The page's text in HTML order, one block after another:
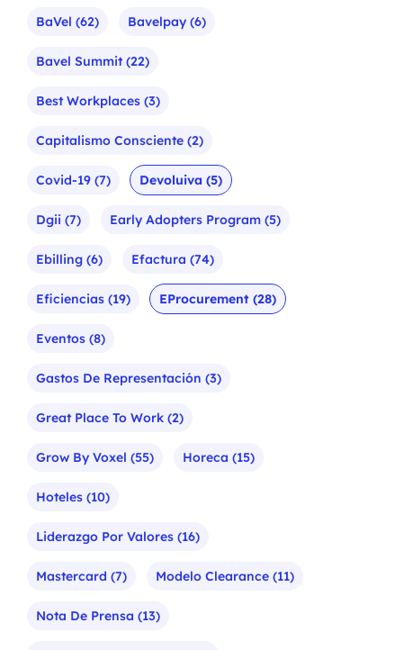
BaVel (62) Bavelpay(6)
Bavel Summit(22)
Best Workplaces(3)
Capitalismo Consciente(2)
Covid-19(7) Devoluiva (5)
Dgii (7) Early Adopters Program(5)
Ebilling(6) Efactura (74)
Eficiencias(19) EProcurement(28)
Eventos(8)
Gastos De Representación (3)
Great Place To Work(2)
Grow By Voxel (55) Horeca (15)
Hoteles(10)
Liderazgo Por Valores(16)
Mastercard (7) Modelo Clearance(11)
Nota De Prensa (13)